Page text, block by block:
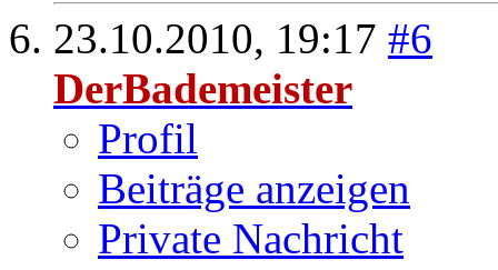
23.10.2010, 19:17 #6
DerBademeister
Profil
Beiträge anzeigen
Private Nachricht